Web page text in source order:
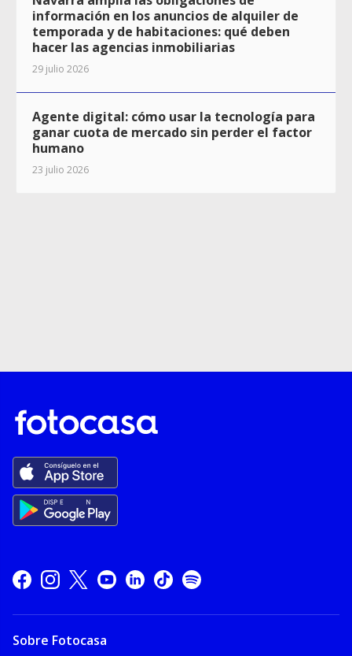
información en los anuncios de alquiler de
temporada y de habitaciones: qué deben
hacer las agencias inmobiliarias
29 julio 2026
Agente digital: cómo usar la tecnología para
ganar cuota de mercado sin perder el factor
humano
23 julio 2026
Sobre Fotocasa